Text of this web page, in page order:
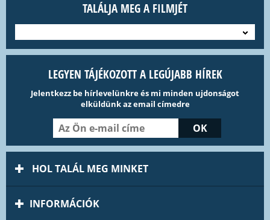
TALÁLJA MEG A FILMJÉT
LEGYEN TÁJÉKOZOTT A LEGÚJABB HÍREK
Jelentkezz be hírlevelünkre és mi minden ujdonságot
elküldünk az email címedre
HOL TALÁL MEG MINKET
INFORMÁCIÓK